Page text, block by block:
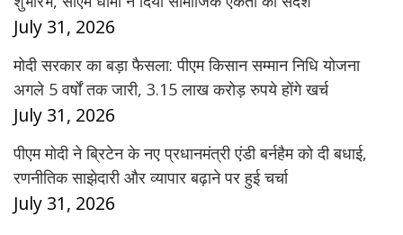
July 31, 2026
मोदी सरकार का बड़ा फैसला: पीएम किसान सम्मान निधि योजना
अगले 5 वर्षों तक जारी, 3.15 लाख करोड़ रुपये होंगे खर्च
July 31, 2026
पीएम मोदी ने ब्रिटेन के नए प्रधानमंत्री एंडी बर्नहैम को दी बधाई,
रणनीतिक साझेदारी और व्यापार बढ़ाने पर हुई चर्चा
July 31, 2026